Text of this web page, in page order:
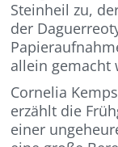
Steinheil zu,
der
allein gemacht
Cornelia
erzählt die
einer